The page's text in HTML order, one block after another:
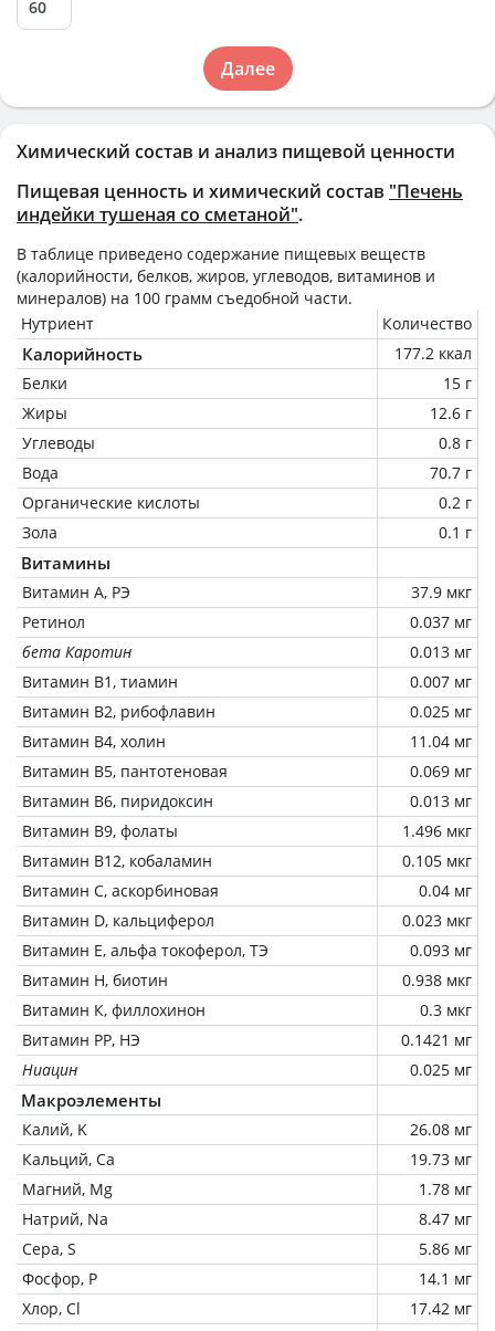
Химический состав и анализ пищевой ценности
Пищевая ценность и химический состав "Печень
индейки тушеная со сметаной".
В таблице приведено содержание пищевых веществ
(калорийности, белков, жиров, углеводов, витаминов и
минералов) на 100 грамм съедобной части.
Нутриент
Количество
Калорийность
177.2 ккал
Белки
15 г
Жиры
12.6 г
Углеводы
0.8 г
Вода
70.7 г
Органические кислоты
0.2 г
Зола
0.1 г
Витамины
Витамин А, РЭ
37.9 мкг
Ретинол
0.037 мг
бета Каротин
0.013 мг
Витамин В1, тиамин
0.007 мг
Витамин В2, рибофлавин
0.025 мг
Витамин В4, холин
11.04 мг
Витамин В5, пантотеновая
0.069 мг
Витамин В6, пиридоксин
0.013 мг
Витамин В9, фолаты
1.496 мкг
Витамин В12, кобаламин
0.105 мкг
Витамин C, аскорбиновая
0.04 мг
Витамин D, кальциферол
0.023 мкг
Витамин Е, альфа токоферол, ТЭ
0.093 мг
Витамин Н, биотин
0.938 мкг
Витамин К, филлохинон
0.3 мкг
Витамин РР, НЭ
0.1421 мг
Ниацин
0.025 мг
Макроэлементы
Калий, K
26.08 мг
Кальций, Ca
19.73 мг
Магний, Mg
1.78 мг
Натрий, Na
8.47 мг
Сера, S
5.86 мг
Фосфор, P
14.1 мг
Хлор, Cl
17.42 мг
Далее